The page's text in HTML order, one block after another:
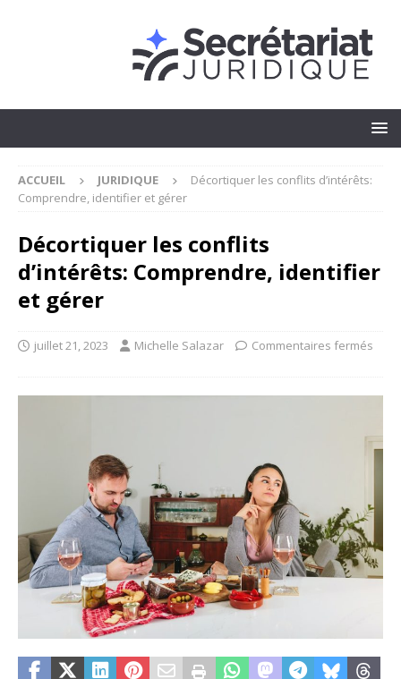
ACCUEIL JURIDIQUE
Décortiquer les conflits d’intérêts:
Comprendre, identifier et gérer
Décortiquer les conflits
d’intérêts: Comprendre, identifier
et gérer
juillet 21, 2023 Michelle Salazar Commentaires fermés